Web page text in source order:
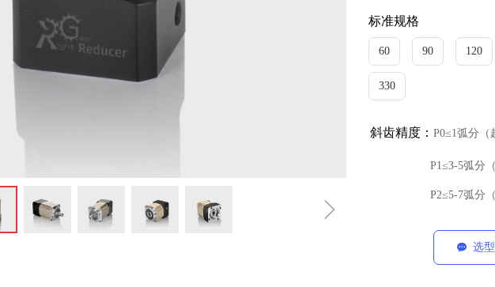
ꁇ
标准规格
60 90 120
330
斜齿精度： P0≤1弧分（
P1≤3-5弧分（精
P2≤5-7弧分（标
끁 选